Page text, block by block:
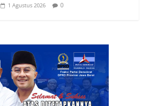
1 Agustus 2026 0